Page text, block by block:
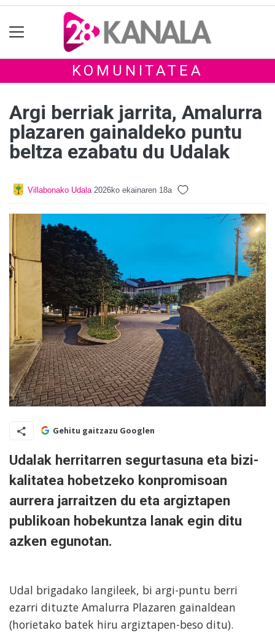
KOMUNITATEA
Argi berriak jarrita, Amalurra
plazaren gainaldeko puntu
beltza ezabatu du Udalak
Villabonako Udala 2026ko ekainaren 18a
Gehitu gaitzazu Googlen
Udalak herritarren segurtasuna eta bizi-
kalitatea hobetzeko konpromisoan
aurrera jarraitzen du eta argiztapen
publikoan hobekuntza lanak egin ditu
azken egunotan.
Udal brigadako langileek, bi argi-puntu berri
ezarri dituzte Amalurra Plazaren gainaldean
(horietako batek hiru argiztapen-beso ditu).